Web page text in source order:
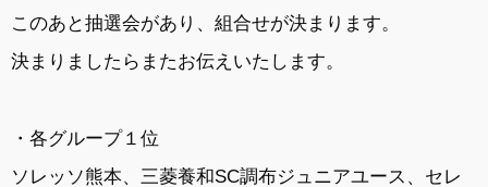
このあと抽選会があり、組合せが決まります。
決まりましたらまたお伝えいたします。
・各グループ１位
ソレッソ熊本、三菱養和SC調布ジュニアユース、セレ